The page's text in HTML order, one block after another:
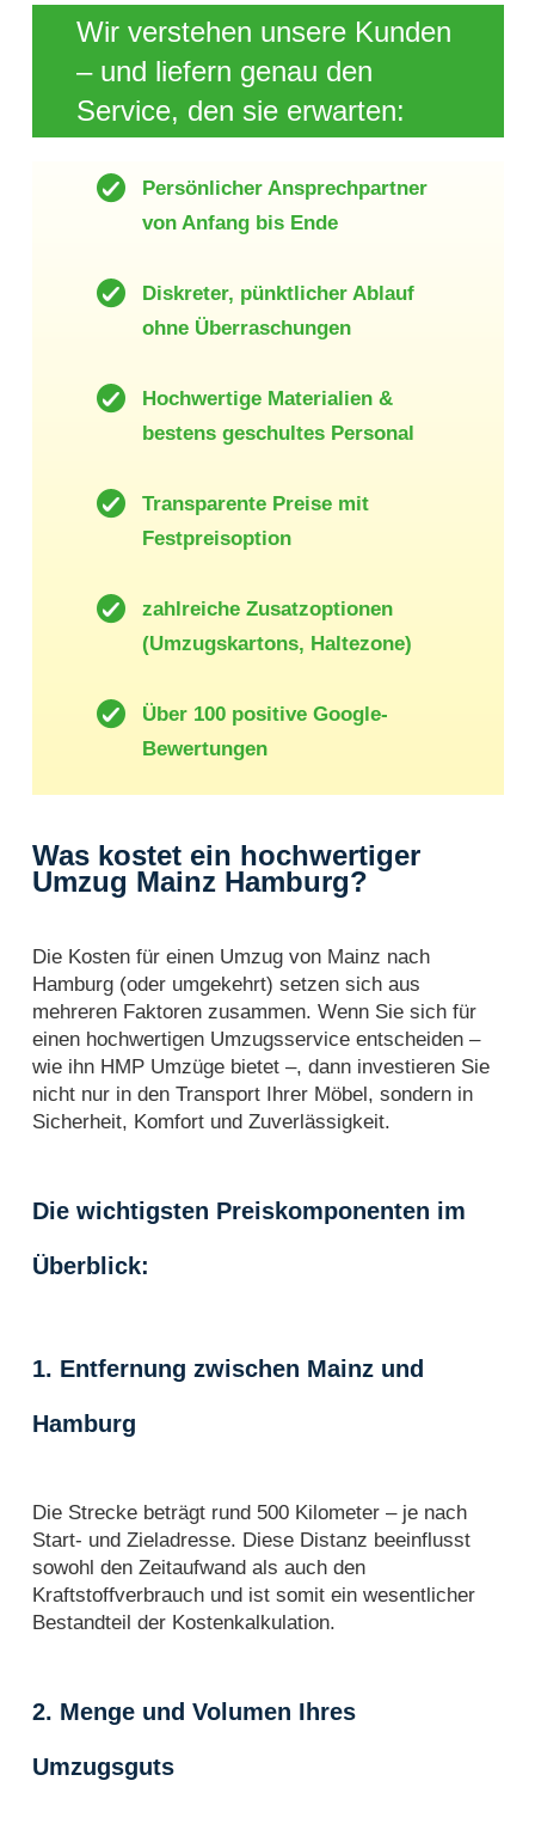
Wir verstehen unsere Kunden
– und liefern genau den
Service, den sie erwarten:
Persönlicher Ansprechpartner
von Anfang bis Ende
Diskreter, pünktlicher Ablauf
ohne Überraschungen
Hochwertige Materialien &
bestens geschultes Personal
Transparente Preise mit
Festpreisoption
zahlreiche Zusatzoptionen
(Umzugskartons, Haltezone)
Über 100 positive Google-
Bewertungen
Was kostet ein hochwertiger
Umzug Mainz Hamburg?
Die Kosten für einen Umzug von Mainz nach
Hamburg (oder umgekehrt) setzen sich aus
mehreren Faktoren zusammen. Wenn Sie sich für
einen hochwertigen Umzugsservice entscheiden –
wie ihn HMP Umzüge bietet –, dann investieren Sie
nicht nur in den Transport Ihrer Möbel, sondern in
Sicherheit, Komfort und Zuverlässigkeit.
Die wichtigsten Preiskomponenten im
Überblick:
1. Entfernung zwischen Mainz und
Hamburg
Die Strecke beträgt rund 500 Kilometer – je nach
Start- und Zieladresse. Diese Distanz beeinflusst
sowohl den Zeitaufwand als auch den
Kraftstoffverbrauch und ist somit ein wesentlicher
Bestandteil der Kostenkalkulation.
2. Menge und Volumen Ihres
Umzugsguts